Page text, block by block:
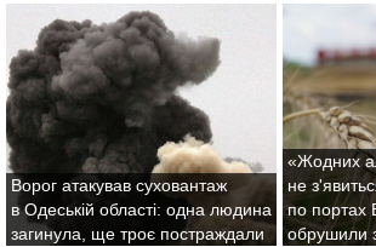
Ворог атакував суховантаж
в Одеській області: одна людина
загинула, ще троє постраждали
«Жодних
не
по портах
обрушили